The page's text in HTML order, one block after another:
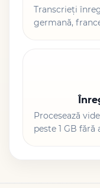
Transcrieți
germană,
Procesează
peste 1 GB